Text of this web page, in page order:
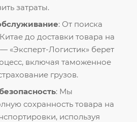
затраты.
: От поиска
до доставки товара на
«Эксперт-Логистик» берет
включая таможенное
грузов.
: Мы
сохранность товара на
используя